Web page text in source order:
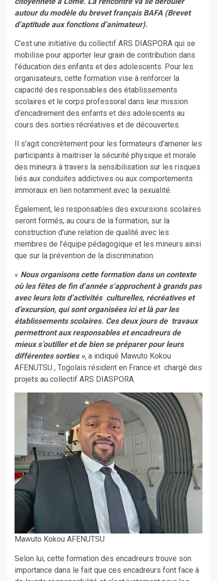
autour du modèle du brevet français BAFA (Brevet
d’aptitude aux fonctions d’animateur).
C’est une initiative du collectif ARS DIASPORA qui se
mobilise pour apporter leur grain de contribution dans
l’éducation des enfants et des adolescents. Pour les
organisateurs, cette formation vise à renforcer la
capacité des responsables des établissements
scolaires et le corps professoral dans leur mission
d’encadrement des enfants et des adolescents au
cours des sorties récréatives et de découvertes.
Il s’agit concrètement pour les formateurs d’amener les
participants à maitriser la sécurité physique et morale
des mineurs à travers la sensibilisation sur les risques
liés aux conduites addictives ou aux comportements
immoraux en lien notamment avec la sexualité.
Également, les responsables des excursions scolaires
seront formés, au cours de la formation, sur la
construction d’une relation de qualité avec les
membres de l’équipe pédagogique et les mineurs ainsi
que sur la prévention de la discrimination.
« Nous organisons cette formation dans un contexte
où les fêtes de fin d’année s’approchent à grands pas
avec leurs lots d’activités culturelles, récréatives et
d’excursion, qui sont organisées ici et là par les
établissements scolaires. Ces deux jours de travaux
permettront aux responsables et encadreurs de
mieux s’outiller et de bien se préparer pour leurs
différentes sorties », a indiqué Mawuto Kokou
AFENUTSU , Togolais résident en France et chargé des
projets au collectif ARS DIASPORA.
Mawuto Kokou AFENUTSU
Selon lui, cette formation des encadreurs trouve son
importance dans le fait que ces encadreurs font face à